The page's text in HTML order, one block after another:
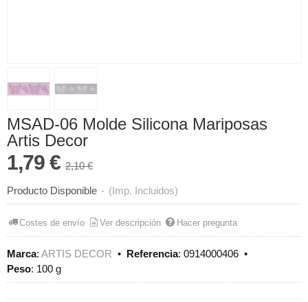
MSAD-06 Molde Silicona Mariposas
Artis Decor
1,79 € 2,10 €
Producto Disponible - (Imp. Incluidos)
Costes de envío Ver descripción Hacer pregunta
Marca: ARTIS DECOR • Referencia: 0914000406 •
Peso: 100 g